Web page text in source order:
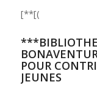
[**[(
POUR
JEUNES